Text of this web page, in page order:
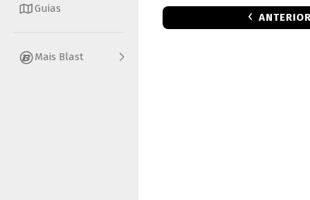
Guias
Mais Blast
ANTERIOR